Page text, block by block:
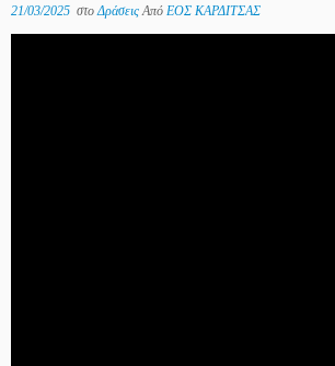
21/03/2025 στο Δράσεις Από ΕΟΣ ΚΑΡΔΙΤΣΑΣ